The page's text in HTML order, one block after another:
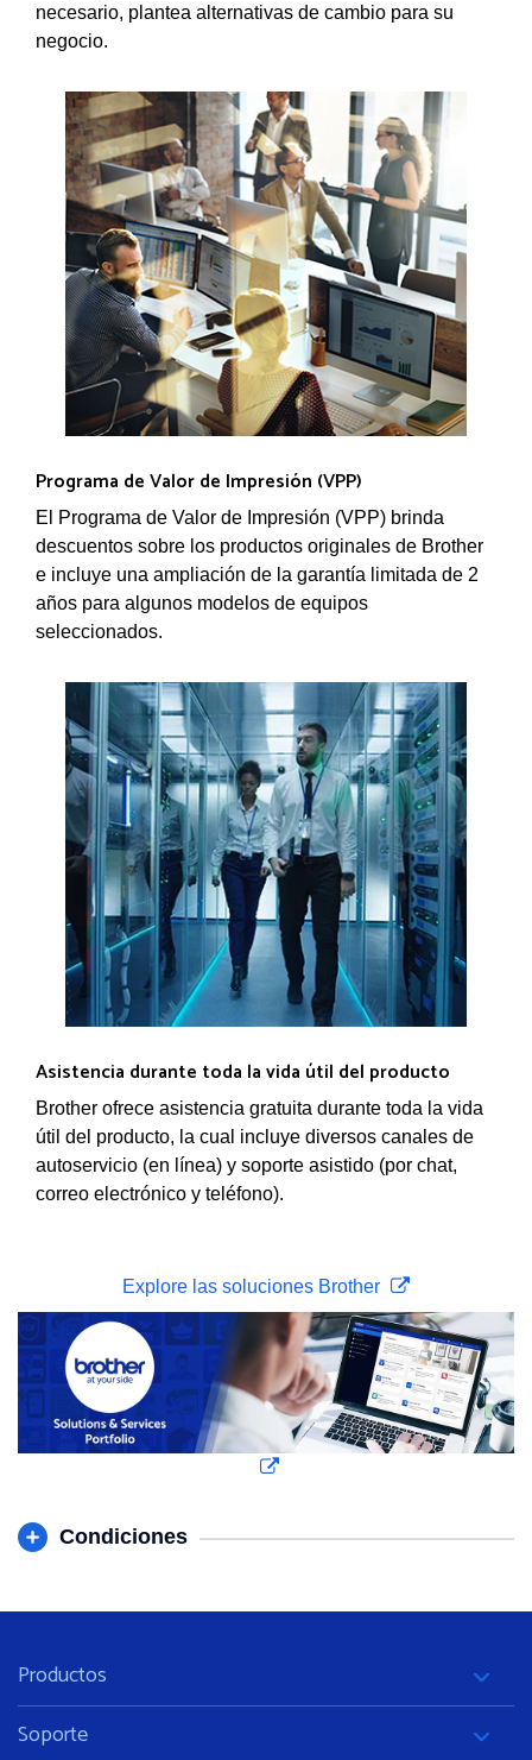
necesario, plantea alternativas de cambio para su
negocio.
Programa de Valor de Impresión (VPP)
El Programa de Valor de Impresión (VPP) brinda
descuentos sobre los productos originales de Brother
e incluye una ampliación de la garantía limitada de 2
años para algunos modelos de equipos
seleccionados.
Asistencia durante toda la vida útil del producto
Brother ofrece asistencia gratuita durante toda la vida
útil del producto, la cual incluye diversos canales de
autoservicio (en línea) y soporte asistido (por chat,
correo electrónico y teléfono).
Explore las soluciones Brother
Condiciones
Productos
Soporte